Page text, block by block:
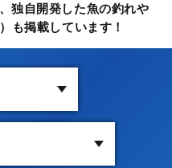
独自開発した魚の釣れや
も掲載しています！